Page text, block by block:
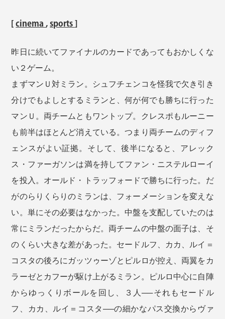
[cinema,sports]
昨日に続いてファイナルのカードであってもおかしくな
い２ゲーム。
まずマンＵ対ミラン。シュフチェンコを怪我で欠き引き
分けでもよしとするミランと、何が何でも勝ちに行った
マンＵ。両チームともワントップ。クレスポもルーニー
も前半はほとんど消えている。つまり両チームのディフ
ェンスがよい証拠。そして、後半になると、アレック
ス・ファーガソンは満を持してファン・ニステルローイ
を投入。オールド・トラッフォードで勝ちに行った。だ
がのらりくらりのミランは、フォーメーションを変えな
い。単にその必要はなかった。中盤を支配していたのは
常にミランだったからだ。両チームの中盤の面子は、そ
のくらい大きな差があった。セードルフ、カカ、ルイ＝
コスタの後ろにガッツゥーゾとピルロが控え、両翼をカ
ラーゼとカフーが駆け上がるミラン。ピルロ中心に自陣
からゆっくりボールを回し、３人──それもセードル
フ、カカ、ルイ＝コスタ──の細かなパス交換からヴァ